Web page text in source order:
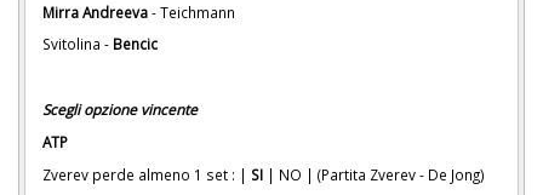
Mirra Andreeva- Teichmann
Svitolina - Bencic
Scegli opzione vincente
ATP
Zverev perde almeno 1 set : | SI | NO | (Partita Zverev - De Jong)